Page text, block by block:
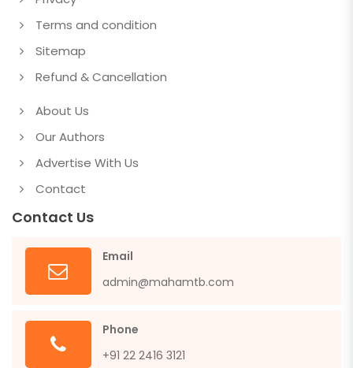
Terms and condition
Sitemap
Refund & Cancellation
About Us
Our Authors
Advertise With Us
Contact
Contact Us
Email
admin@mahamtb.com
Phone
+91 22 2416 3121